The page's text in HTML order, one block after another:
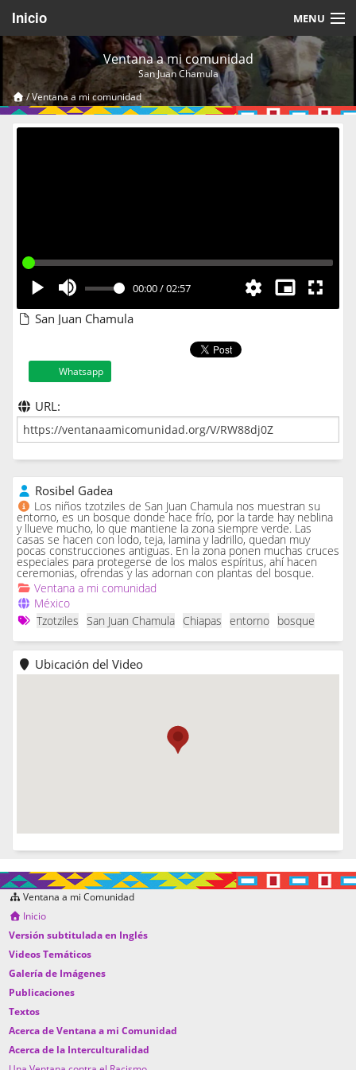
Inicio MENU
Acerca de
Videos Temáticos
Cerrar Sesión
Ventana a mi comunidad
San Juan Chamula
/Ventana a mi comunidad
00:00/02:57
San Juan Chamula
Whatsapp
URL:
Rosibel Gadea
Los niños tzotziles de San Juan Chamula nos muestran su
entorno, es un bosque donde hace frío, por la tarde hay neblina
y llueve mucho, lo que mantiene la zona siempre verde. Las
casas se hacen con lodo, teja, lamina y ladrillo, quedan muy
pocas construcciones antiguas. En la zona ponen muchas cruces
especiales para protegerse de los malos espíritus, ahí hacen
ceremonias, ofrendas y las adornan con plantas del bosque.
Ventana a mi comunidad
México
Tzotziles
San Juan Chamula Chiapas entorno bosque
Ubicación del Video
Ventana a mi Comunidad
Inicio
Versión subtitulada en Inglés
Videos Temáticos
Galería de Imágenes
Publicaciones
Textos
Acerca de Ventana a mi Comunidad
Acerca de la Interculturalidad